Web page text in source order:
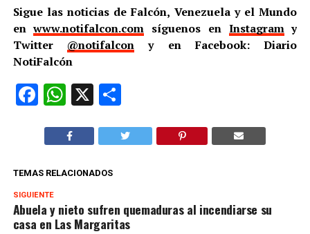
Sigue las noticias de Falcón, Venezuela y el Mundo
enwww.notifalcon.com síguenos en Instagramy
Twitter @notifalcon y en Facebook: Diario
NotiFalcón
Facebook
WhatsApp
X
TEMAS RELACIONADOS
SIGUIENTE
Abuela y nieto sufren quemaduras al incendiarse su
casa en Las Margaritas